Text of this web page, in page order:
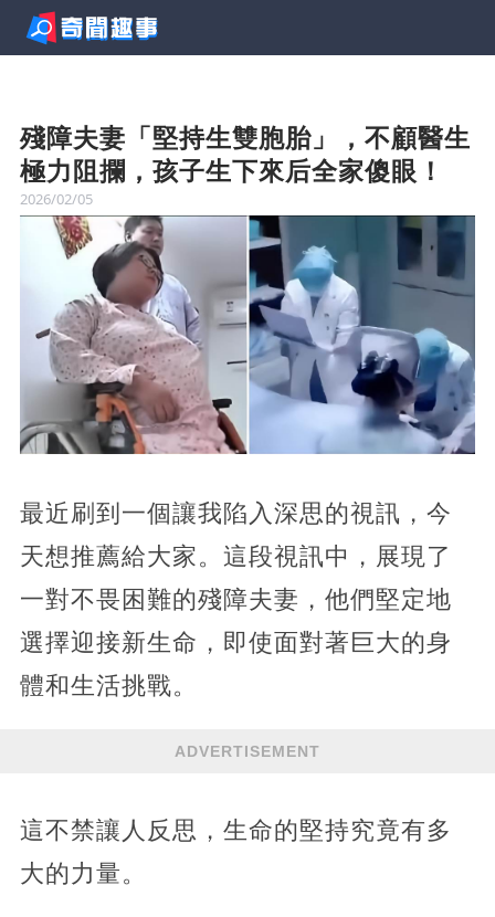
殘障夫妻「堅持生雙胞胎」，不顧醫生
極力阻攔，孩子生下來后全家傻眼！
2026/02/05
最近刷到一個讓我陷入深思的視訊，今
天想推薦給大家。這段視訊中，展現了
一對不畏困難的殘障夫妻，他們堅定地
選擇迎接新生命，即使面對著巨大的身
體和生活挑戰。
ADVERTISEMENT
這不禁讓人反思，生命的堅持究竟有多
大的力量。